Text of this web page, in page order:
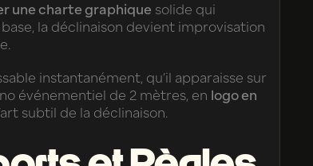
une charte graphique solide qui
la déclinaison devient improvisation
instantanément, qu’il apparaisse sur
événementiel de 2 mètres, en logo en
subtil de la déclinaison.